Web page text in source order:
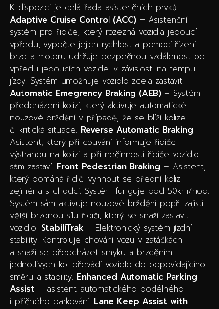
K dispozici je celá řada asistenčních prvků:
Adaptive Cruise Control (ACC) – Asistenční
systém pro řidiče, který rozezná vozidla jedoucí
vpředu, vypočte jejich rychlost a pomocí řízení
brzd a motoru udržuje bezpečnou vzdálenost od
vpředu jedoucích vozidel v závislosti na tempu
jízdy. Systém umožnuje vozidlo zcela zastavit.
Automatic Emegrency Braking (AEB) – Systém
předcházení kolizí, který aktivuje automatické
nouzové brždění v případě, že se blíží kolize
či kritická situace. Reverse Automatic Braking –
Asistent, který při couvání informuje řidiče
výstrahou na kolizi a při nečinnosti řidiče vozidlo
sám zastaví. Front Pedestrian Braking – Asistent,
který pomáhá řidiči vyhnout se přední kolizi
zejména s chodci. Systém funguje pod 50km/hod.
Systém sám aktivuje nouzové brždění popř. zajistí
větší brzdnou sílu řidiči, který se snaží zastavit
vozidlo. StabiliTrak – Elektronický systém jízdní
stability. Kontroluje chování vozu v zatáčkách
a snaží se předcházet smyku a brzděním
jednotlivých kol převádí vozidlo do odpovídajícího
směru a stability. Enhanced Automatic Parking
Assist – asistent automatického podélného
i příčného parkování. Lane Keep Assist with